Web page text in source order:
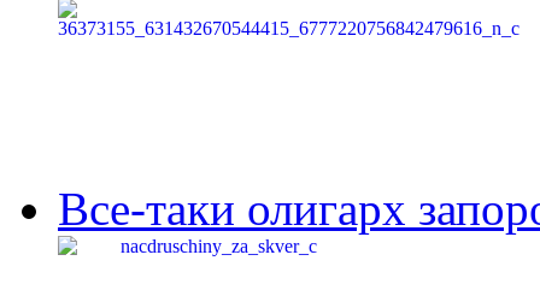
Все-таки олигарх